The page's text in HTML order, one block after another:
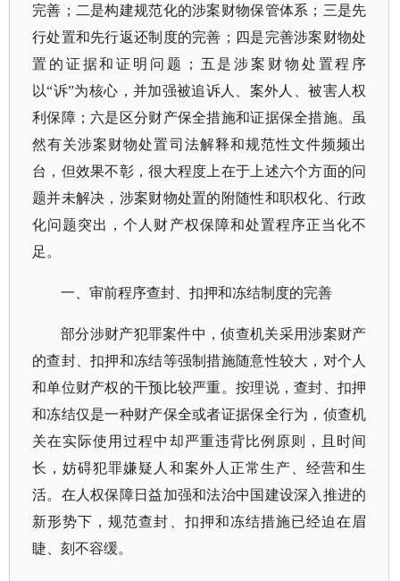
完善；二是构建规范化的涉案财物保管体系；三是先
行处置和先行返还制度的完善；四是完善涉案财物处
置的证据和证明问题；五是涉案财物处置程序
以“诉”为核心，并加强被追诉人、案外人、被害人权
利保障；六是区分财产保全措施和证据保全措施。虽
然有关涉案财物处置司法解释和规范性文件频频出
台，但效果不彰，很大程度上在于上述六个方面的问
题并未解决，涉案财物处置的附随性和职权化、行政
化问题突出，个人财产权保障和处置程序正当化不
足。
一、审前程序查封、扣押和冻结制度的完善
部分涉财产犯罪案件中，侦查机关采用涉案财产
的查封、扣押和冻结等强制措施随意性较大，对个人
和单位财产权的干预比较严重。按理说，查封、扣押
和冻结仅是一种财产保全或者证据保全行为，侦查机
关在实际使用过程中却严重违背比例原则，且时间
长，妨碍犯罪嫌疑人和案外人正常生产、经营和生
活。在人权保障日益加强和法治中国建设深入推进的
新形势下，规范查封、扣押和冻结措施已经迫在眉
睫、刻不容缓。